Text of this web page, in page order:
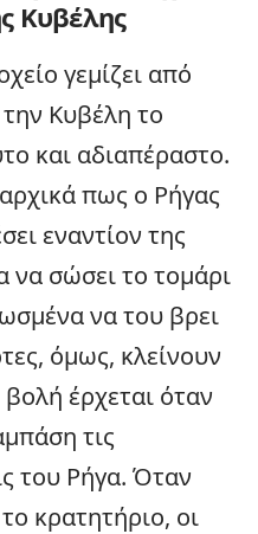
Κυβέλης
γεμίζει από
Κυβέλη το
και αδιαπέραστο.
πως ο Ρήγας
εναντίον της
να σώσει το τομάρι
να του βρει
όμως, κλείνουν
έρχεται όταν
τις
του Ρήγα. Όταν
κρατητήριο, οι